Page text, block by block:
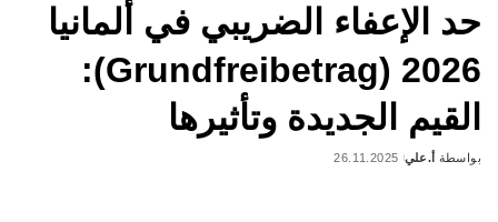
حد الإعفاء الضريبي في ألمانيا
2026 (Grundfreibetrag):
القيم الجديدة وتأثيرها
Posted
بواسطة أ.علي 26.11.2025